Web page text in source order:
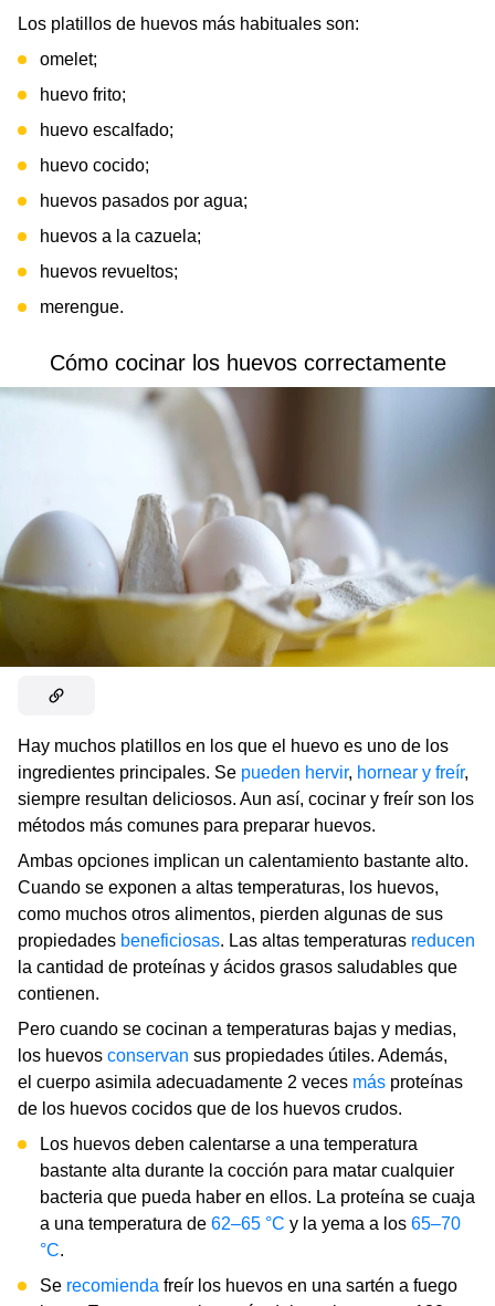
Los platillos de huevos más habituales son:
omelet;
huevo frito;
huevo escalfado;
huevo cocido;
huevos pasados por agua;
huevos a la cazuela;
huevos revueltos;
merengue.
Cómo cocinar los huevos correctamente
Hay muchos platillos en los que el huevo es uno de los
ingredientes principales. Se pueden hervir, hornear y freír,
siempre resultan deliciosos. Aun así, cocinar y freír son los
métodos más comunes para preparar huevos.
Ambas opciones implican un calentamiento bastante alto.
Cuando se exponen a altas temperaturas, los huevos,
como muchos otros alimentos, pierden algunas de sus
propiedades beneficiosas. Las altas temperaturas reducen
la cantidad de proteínas y ácidos grasos saludables que
contienen.
Pero cuando se cocinan a temperaturas bajas y medias,
los huevos conservan sus propiedades útiles. Además,
el cuerpo asimila adecuadamente 2 veces más proteínas
de los huevos cocidos que de los huevos crudos.
Los huevos deben calentarse a una temperatura
bastante alta durante la cocción para matar cualquier
bacteria que pueda haber en ellos. La proteína se cuaja
a una temperatura de 62–65 °С y la yema a los 65–70
°С.
Se recomienda freír los huevos en una sartén a fuego